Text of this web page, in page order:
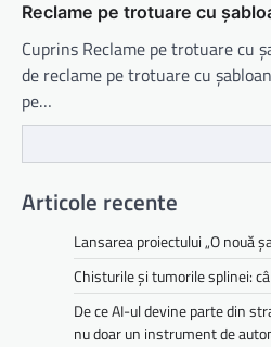
Reclame pe trotuare cu
Cuprins Reclame pe trotuare cu
de reclame pe trotuare cu
pe…
Articole recente
Lansarea proiectului „O nouă
Chisturile și tumorile splinei:
De ce AI-ul devine parte din
nu doar un instrument de